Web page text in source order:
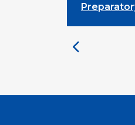
Preparatory
Development